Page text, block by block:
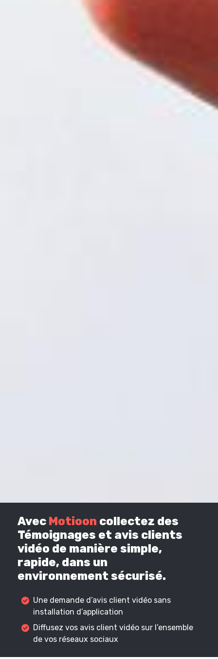
Avec Motioon collectez des
Témoignages et avis clients
vidéo de manière simple,
rapide, dans un
environnement sécurisé.
Une demande d’avis client vidéo sans
installation d’application
Diffusez vos avis client vidéo sur l’ensemble
de vos réseaux sociaux